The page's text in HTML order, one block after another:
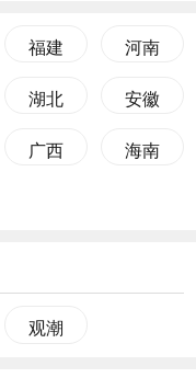
福建 河南
湖北 安徽
广西 海南
观潮